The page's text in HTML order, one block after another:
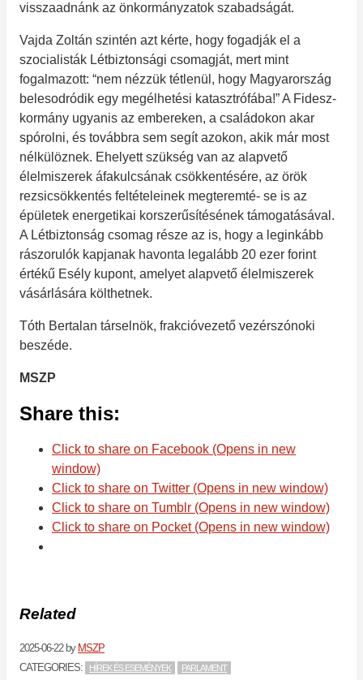
visszaadnánk az önkormányzatok szabadságát.
Vajda Zoltán szintén azt kérte, hogy fogadják el a
szocialisták Létbiztonsági csomagját, mert mint
fogalmazott: “nem nézzük tétlenül, hogy Magyarország
belesodródik egy megélhetési katasztrófába!” A Fidesz-
kormány ugyanis az embereken, a családokon akar
spórolni, és továbbra sem segít azokon, akik már most
nélkülöznek. Ehelyett szükség van az alapvető
élelmiszerek áfakulcsának csökkentésére, az örök
rezsicsökkentés feltételeinek megteremté- se is az
épületek energetikai korszerűsítésének támogatásával.
A Létbiztonság csomag része az is, hogy a leginkább
rászorulók kapjanak havonta legalább 20 ezer forint
értékű Esély kupont, amelyet alapvető élelmiszerek
vásárlására költhetnek.
Tóth Bertalan társelnök, frakcióvezető vezérszónoki
beszéde.
MSZP
Share this:
Click to share on Facebook (Opens in new
window)
Click to share on Twitter (Opens in new window)
Click to share on Tumblr (Opens in new window)
Click to share on Pocket (Opens in new window)
Related
2025-06-22by MSZP
CATEGORIES:
HÍREK ÉS ESEMÉNYEK PARLAMENT